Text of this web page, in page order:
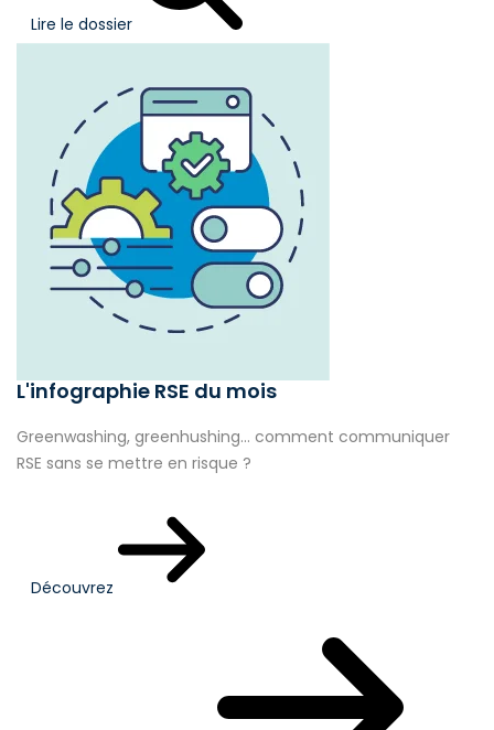
Lire le dossier
L'infographie RSE du mois
Greenwashing, greenhushing… comment communiquer
RSE sans se mettre en risque ?
Découvrez